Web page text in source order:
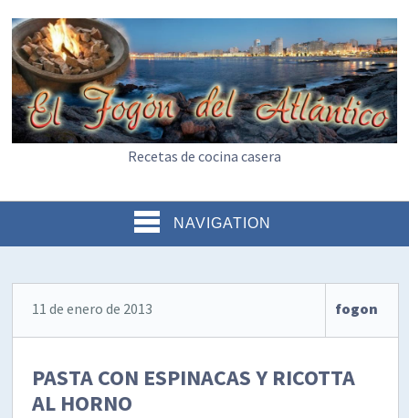
Recetas de cocina casera
NAVIGATION
11 de enero de 2013 fogon
PASTA CON ESPINACAS Y RICOTTA
AL HORNO